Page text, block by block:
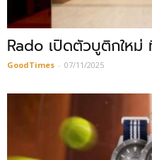
Rado เปิดตัวบูติกให
GoodTimes - 07/11/2025